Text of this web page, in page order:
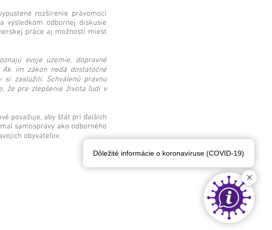
rozšírenie právomocí
výsledkom odbornej diskusie
práce aj možnosti miest
svoje územie, dopravné
im zákon nedá dostatočné
zaslúžili. Schválenú právnu
že pre zlepšenie života ľudí v
považuje, aby štát pri ďalších
samosprávy ako odborného
obyvateľov.
Dôležité informácie o koronavíruse (COVID-19)